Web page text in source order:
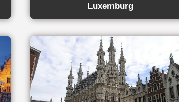
Luxemburg